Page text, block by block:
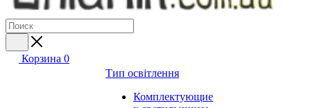
Корзина 0
Тип освітлення
Комплектующие